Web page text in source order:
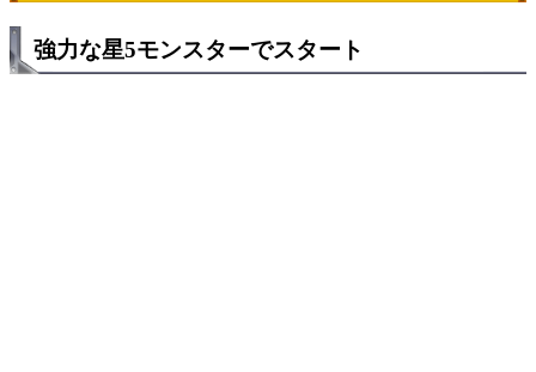
強力な星5モンスターでスタート